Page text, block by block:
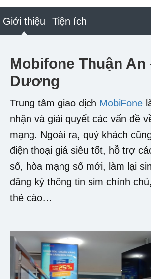
Giới thiệu Tiện ích
Mobifone Thuận An
Dương
Trung tâm giao dịch MobiFone
nhận và giải quyết các vấn đề
mạng. Ngoài ra, quý khách
điện thoại giá siêu tốt, hỗ trợ
số, hòa mạng số mới, làm lại
đăng ký thông tin sim chính
thẻ cào…